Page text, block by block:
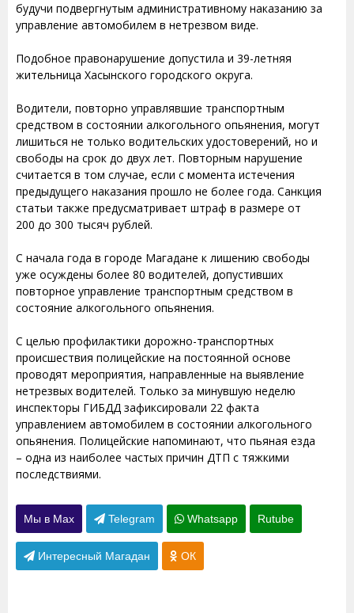
будучи подвергнутым административному наказанию за
управление автомобилем в нетрезвом виде.
Подобное правонарушение допустила и 39-летняя
жительница Хасынского городского округа.
Водители, повторно управлявшие транспортным
средством в состоянии алкогольного опьянения, могут
лишиться не только водительских удостоверений, но и
свободы на срок до двух лет. Повторным нарушение
считается в том случае, если с момента истечения
предыдущего наказания прошло не более года. Санкция
статьи также предусматривает штраф в размере от
200 до 300 тысяч рублей.
С начала года в городе Магадане к лишению свободы
уже осуждены более 80 водителей, допустивших
повторное управление транспортным средством в
состояние алкогольного опьянения.
С целью профилактики дорожно-транспортных
происшествия полицейские на постоянной основе
проводят мероприятия, направленные на выявление
нетрезвых водителей. Только за минувшую неделю
инспекторы ГИБДД зафиксировали 22 факта
управлением автомобилем в состоянии алкогольного
опьянения. Полицейские напоминают, что пьяная езда
– одна из наиболее частых причин ДТП с тяжкими
последствиями.
Мы в Max Telegram Whatsapp Rutube
Интересный Магадан ОК